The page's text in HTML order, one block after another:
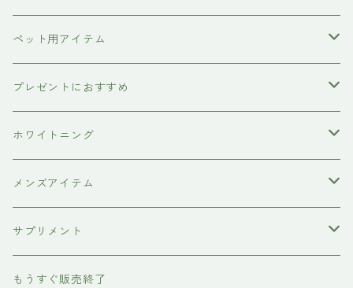
インプライム
クロマID
オールインワンジェル
ボディソープ
洗顔料
炭酸洗顔フォーム
エイジングケア
ペット用アイテム
犬用シャンプー
ペット用ブラシ
サプリメント
プレゼントにおすすめ
男性にプレゼント
女性にプレゼント
ホワイトニング
歯磨き粉
メンズアイテム
ボディケア
除毛クリーム
育毛ケア
サプリメント
犬用
もうすぐ販売終了